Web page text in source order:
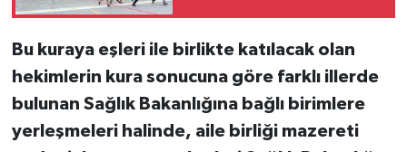
Bu kuraya eşleri ile birlikte katılacak olan
hekimlerin kura sonucuna göre farklı illerde
bulunan Sağlık Bakanlığına bağlı birimlere
yerleşmeleri halinde, aile birliği mazereti